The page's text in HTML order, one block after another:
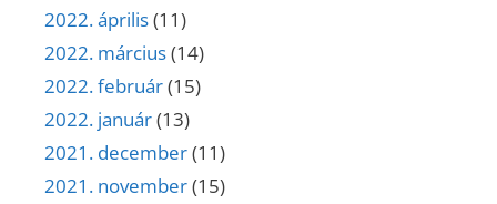
2022. április(11)
2022. március(14)
2022. február(15)
2022. január(13)
2021. december(11)
2021. november(15)